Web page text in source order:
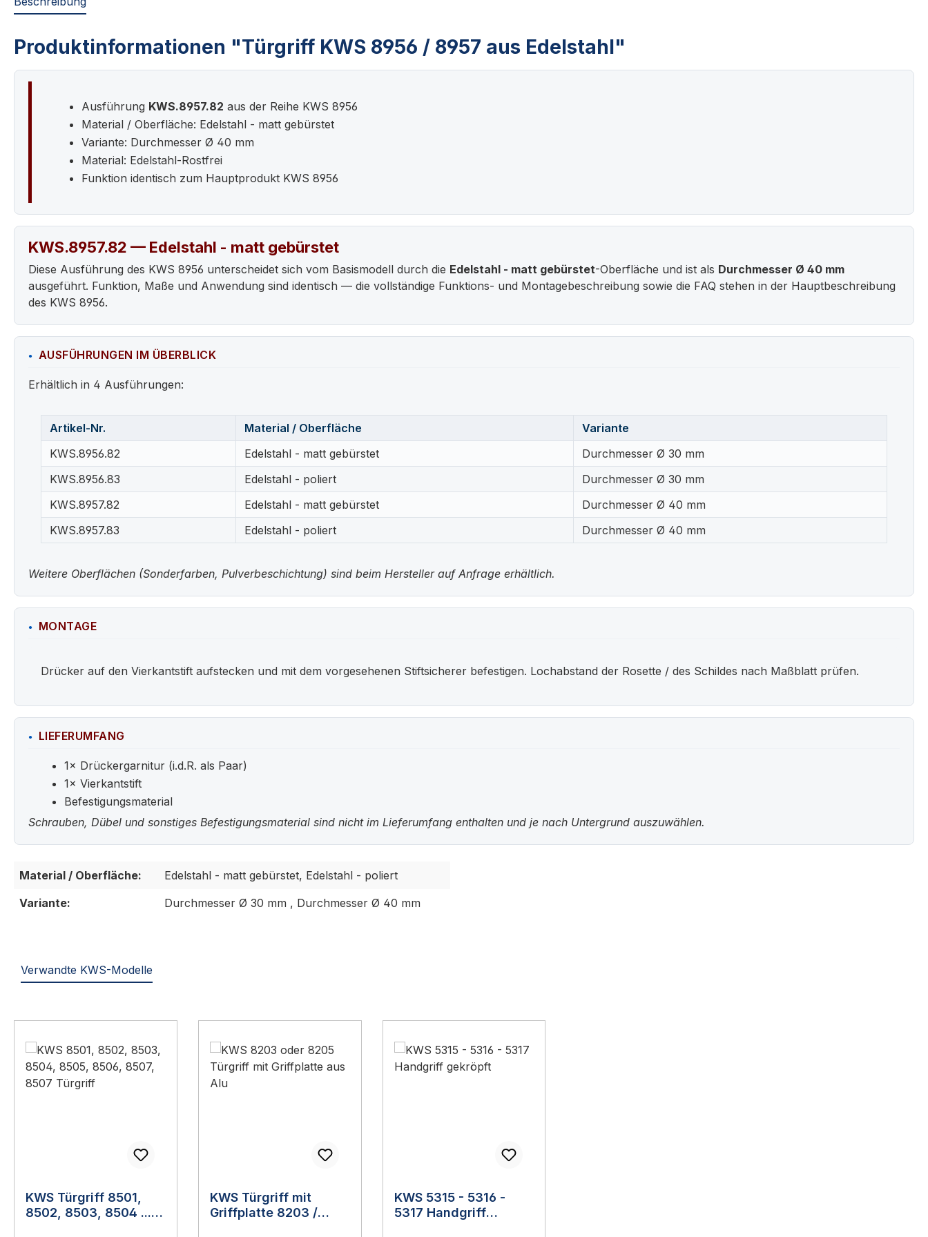
Produktinformationen "Türgriff KWS 8956 / 8957 aus Edelstahl"
Ausführung KWS.8957.82 aus der Reihe KWS 8956
Material / Oberfläche: Edelstahl - matt gebürstet
Variante: Durchmesser Ø 40 mm
Material: Edelstahl-Rostfrei
Funktion identisch zum Hauptprodukt KWS 8956
KWS.8957.82 — Edelstahl - matt gebürstet
Diese Ausführung des KWS 8956 unterscheidet sich vom Basismodell durch die Edelstahl - matt gebürstet-Oberfläche und ist als Durchmesser Ø 40 mm
ausgeführt. Funktion, Maße und Anwendung sind identisch — die vollständige Funktions- und Montagebeschreibung sowie die FAQ stehen in der Hauptbeschreibung
des KWS 8956.
AUSFÜHRUNGEN IM ÜBERBLICK
Erhältlich in 4 Ausführungen:
Artikel-Nr. Material / Oberfläche
Variante
KWS.8956.82
Edelstahl - matt gebürstet
Durchmesser Ø 30 mm
KWS.8956.83
Edelstahl - poliert
Durchmesser Ø 30 mm
KWS.8957.82
Edelstahl - matt gebürstet
Durchmesser Ø 40 mm
KWS.8957.83
Edelstahl - poliert Durchmesser Ø 40 mm
Weitere Oberflächen (Sonderfarben, Pulverbeschichtung) sind beim Hersteller auf Anfrage erhältlich.
MONTAGE
Drücker auf den Vierkantstift aufstecken und mit dem vorgesehenen Stiftsicherer befestigen. Lochabstand der Rosette / des Schildes nach Maßblatt prüfen.
LIEFERUMFANG
1× Drückergarnitur (i.d.R. als Paar)
1× Vierkantstift
Befestigungsmaterial
Schrauben, Dübel und sonstiges Befestigungsmaterial sind nicht im Lieferumfang enthalten und je nach Untergrund auszuwählen.
Material / Oberfläche:
Edelstahl - matt gebürstet, Edelstahl - poliert
Variante:
Durchmesser Ø 30 mm , Durchmesser Ø 40 mm
Verwandte KWS-Modelle
KWS Türgriff 8501,
8502, 8503, 8504 ...
KWS Türgriff mit
Griffplatte 8203 /
KWS 5315 - 5316 -
5317 Handgriff